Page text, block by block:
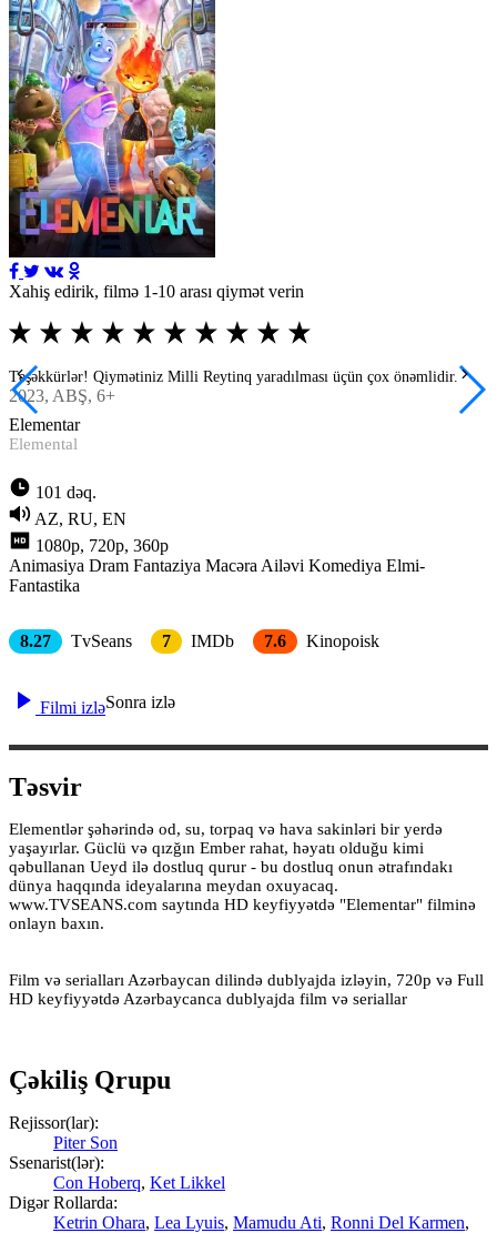
Xahiş edirik, filmə 1-10 arası qiymət verin
Təşəkkürlər! Qiymətiniz Milli Reytinq yaradılması üçün çox önəmlidir.
2023, ABŞ, 6+
Elementar
Elemental
101 dəq.
AZ, RU, EN
1080p, 720p, 360p
Animasiya Dram Fantaziya Macəra Ailəvi Komediya Elmi-
Fantastika
8.27 TvSeans 7 IMDb 7.6 Kinopoisk
Filmi izləSonra izlə
Təsvir
Elementlər şəhərində od, su, torpaq və hava sakinləri bir yerdə
yaşayırlar. Güclü və qızğın Ember rahat, həyatı olduğu kimi
qəbullanan Ueyd ilə dostluq qurur - bu dostluq onun ətrafındakı
dünya haqqında ideyalarına meydan oxuyacaq.
www.TVSEANS.com saytında HD keyfiyyətdə "Elementar" filminə
onlayn baxın.
Film və serialları Azərbaycan dilində dublyajda izləyin, 720p və Full
HD keyfiyyətdə Azərbaycanca dublyajda film və seriallar
Çəkiliş Qrupu
Rejissor(lar):
Piter Son
Ssenarist(lər):
Con Hoberq, Ket Likkel
Digər Rollarda:
Ketrin Ohara, Lea Lyuis, Mamudu Ati, Ronni Del Karmen,